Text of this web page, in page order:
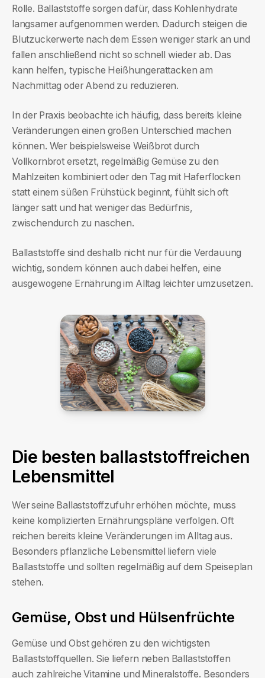
Rolle. Ballaststoffe sorgen dafür, dass Kohlenhydrate
langsamer aufgenommen werden. Dadurch steigen die
Blutzuckerwerte nach dem Essen weniger stark an und
fallen anschließend nicht so schnell wieder ab. Das
kann helfen, typische Heißhungerattacken am
Nachmittag oder Abend zu reduzieren.
In der Praxis beobachte ich häufig, dass bereits kleine
Veränderungen einen großen Unterschied machen
können. Wer beispielsweise Weißbrot durch
Vollkornbrot ersetzt, regelmäßig Gemüse zu den
Mahlzeiten kombiniert oder den Tag mit Haferflocken
statt einem süßen Frühstück beginnt, fühlt sich oft
länger satt und hat weniger das Bedürfnis,
zwischendurch zu naschen.
Ballaststoffe sind deshalb nicht nur für die Verdauung
wichtig, sondern können auch dabei helfen, eine
ausgewogene Ernährung im Alltag leichter umzusetzen.
Die besten ballaststoffreichen
Lebensmittel
Wer seine Ballaststoffzufuhr erhöhen möchte, muss
keine komplizierten Ernährungspläne verfolgen. Oft
reichen bereits kleine Veränderungen im Alltag aus.
Besonders pflanzliche Lebensmittel liefern viele
Ballaststoffe und sollten regelmäßig auf dem Speiseplan
stehen.
Gemüse, Obst und Hülsenfrüchte
Gemüse und Obst gehören zu den wichtigsten
Ballaststoffquellen. Sie liefern neben Ballaststoffen
auch zahlreiche Vitamine und Mineralstoffe. Besonders